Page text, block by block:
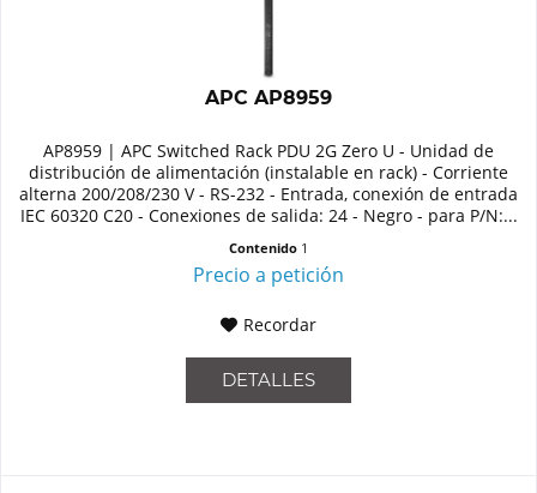
APC AP8959
AP8959 | APC Switched Rack PDU 2G Zero U - Unidad de
distribución de alimentación (instalable en rack) - Corriente
alterna 200/208/230 V - RS-232 - Entrada, conexión de entrada
IEC 60320 C20 - Conexiones de salida: 24 - Negro - para P/N:...
Contenido 1
Precio a petición
Recordar
DETALLES